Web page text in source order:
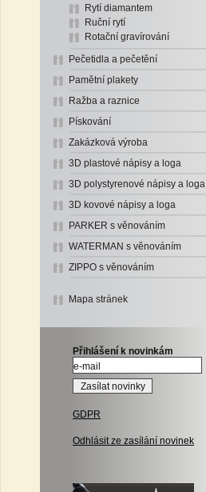
Rytí diamantem
Ruční rytí
Rotační gravírování
Pečetidla a pečetění
Pamětní plakety
Ražba a raznice
Pískování
Zakázková výroba
3D plastové nápisy a loga
3D polystyrenové nápisy a loga
3D kovové nápisy a loga
PARKER s věnováním
WATERMAN s věnováním
ZIPPO s věnováním
Mapa stránek
Přihlášení k novinkám
GDPR
Odhlásit ze zasílání novinek